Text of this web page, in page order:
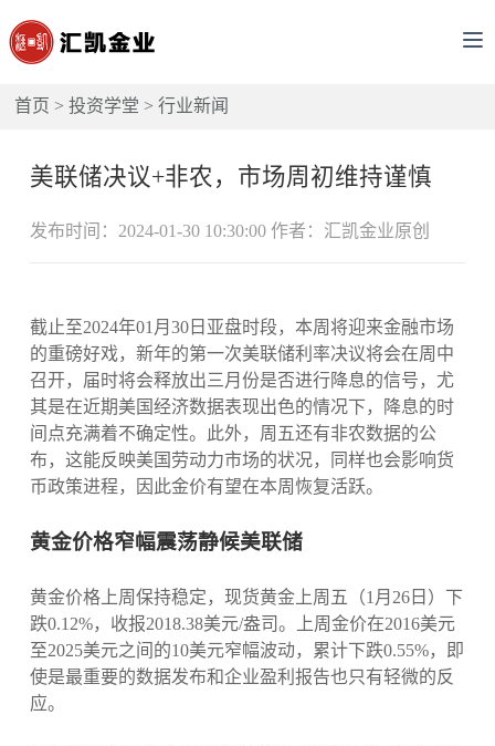
首页 >投资学堂 >行业新闻
美联储决议+非农，市场周初维持谨慎
发布时间：2024-01-30 10:30:00 作者：汇凯金业原创
截止至2024年01月30日亚盘时段，本周将迎来金融市场
的重磅好戏，新年的第一次美联储利率决议将会在周中
召开，届时将会释放出三月份是否进行降息的信号，尤
其是在近期美国经济数据表现出色的情况下，降息的时
间点充满着不确定性。此外，周五还有非农数据的公
布，这能反映美国劳动力市场的状况，同样也会影响货
币政策进程，因此金价有望在本周恢复活跃。
黄金价格窄幅震荡静候美联储
黄金价格上周保持稳定，现货黄金上周五（1月26日）下
跌0.12%，收报2018.38美元/盎司。上周金价在2016美元
至2025美元之间的10美元窄幅波动，累计下跌0.55%，即
使是最重要的数据发布和企业盈利报告也只有轻微的反
应。